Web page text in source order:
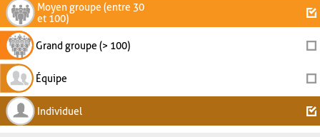
Moyen groupe (entre 30
et 100)
Grand groupe (> 100)
Équipe
Individuel